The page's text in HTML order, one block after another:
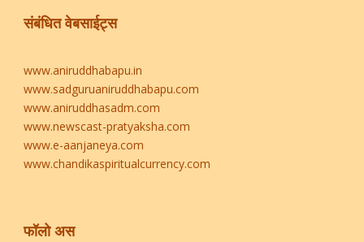
संबंधित वेबसाईट्स
www.aniruddhabapu.in
www.sadguruaniruddhabapu.com
www.aniruddhasadm.com
www.newscast-pratyaksha.com
www.e-aanjaneya.com
www.chandikaspiritualcurrency.com
फॉलो अस